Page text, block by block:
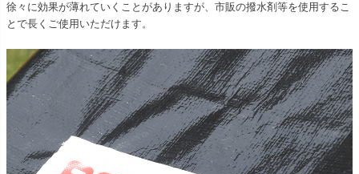
徐々に効果が薄れていくことがありますが、市販の撥水剤等を使用するこ
とで長くご使用いただけます。